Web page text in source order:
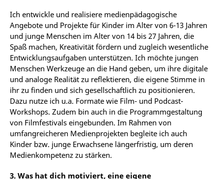
Ich entwickle und realisiere medienpädagogische
Angebote und Projekte für Kinder im Alter von 6-13 Jahren
und junge Menschen im Alter von 14 bis 27 Jahren, die
Spaß machen, Kreativität fördern und zugleich wesentliche
Entwicklungsaufgaben unterstützen. Ich möchte jungen
Menschen Werkzeuge an die Hand geben, um ihre digitale
und analoge Realität zu reflektieren, die eigene Stimme in
ihr zu finden und sich gesellschaftlich zu positionieren.
Dazu nutze ich u.a. Formate wie Film- und Podcast-
Workshops. Zudem bin auch in die Programmgestaltung
von Filmfestivals eingebunden. Im Rahmen von
umfangreicheren Medienprojekten begleite ich auch
Kinder bzw. junge Erwachsene längerfristig, um deren
Medienkompetenz zu stärken.
3. Was hat dich motiviert, eine eigene